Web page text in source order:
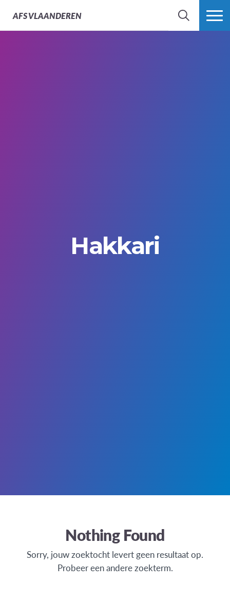
AFSVLAANDEREN
ZOEK MEER
Hakkari
Nothing Found
Sorry, jouw zoektocht levert geen resultaat op.
Probeer een andere zoekterm.